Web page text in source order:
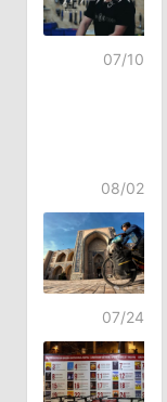
07/10
08/02
07/24